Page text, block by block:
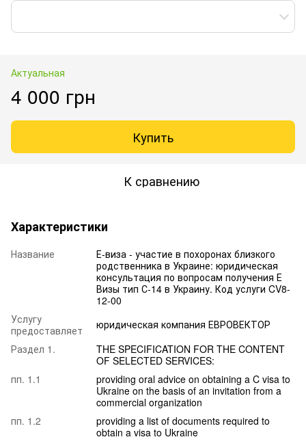
Актуальная
4 000 грн
Купить
К сравнению
Характеристики
Название
Е-виза - участие в похоронах близкого
родственника в Украине: юридическая
консультация по вопросам получения Е
Визы тип С-14 в Украину. Код услуги CV8-
12-00
Услугу
предоставляет
юридическая компания ЕВРОВЕКТОР
Раздел 1.
THE SPECIFICATION FOR THE CONTENT
OF SELECTED SERVICES:
пп. 1.1
providing oral advice on obtaining a C visa to
Ukraine on the basis of an invitation from a
commercial organization
пп. 1.2
providing a list of documents required to
obtain a visa to Ukraine